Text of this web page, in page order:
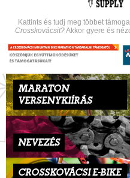
Kattints és tudj meg többet
Crosskovácsit?Akkor gyere és
MARATON
VERSENYKIÍRÁS
NEVEZÉS
CROSSKOVÁCSI E-BIKE